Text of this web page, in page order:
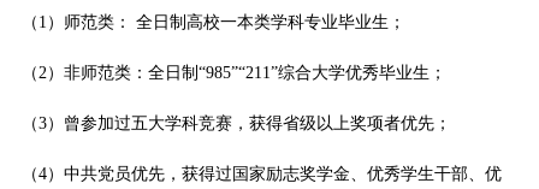
（1）师范类： 全日制高校一本类学科专业毕业生；
（2）非师范类：全日制“985”“211”综合大学优秀毕业生；
（3）曾参加过五大学科竞赛，获得省级以上奖项者优先；
（4）中共党员优先，获得过国家励志奖学金、优秀学生干部、优